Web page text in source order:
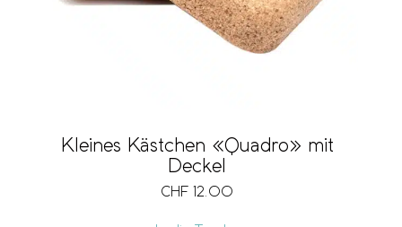
Kleines Kästchen «Quadro» mit
Deckel
CHF 12.00